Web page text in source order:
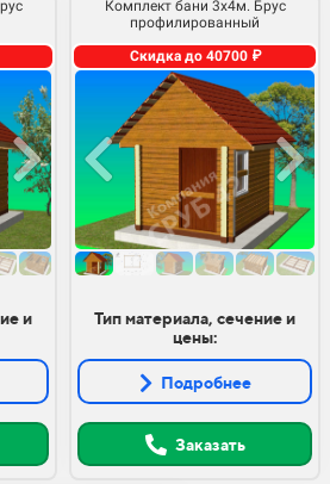
и
Комплект бани 3х4м. Брус
профилированный
Скидка до 40700 ₽
Тип материала, сечение и
цены:
Подробнее
Заказать